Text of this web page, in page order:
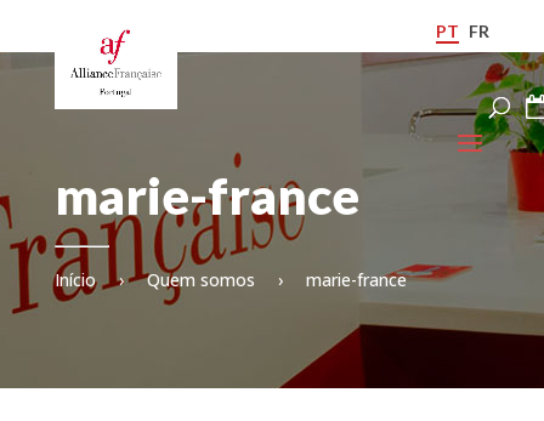
PT FR
marie-france
Início › Quem somos › marie-france